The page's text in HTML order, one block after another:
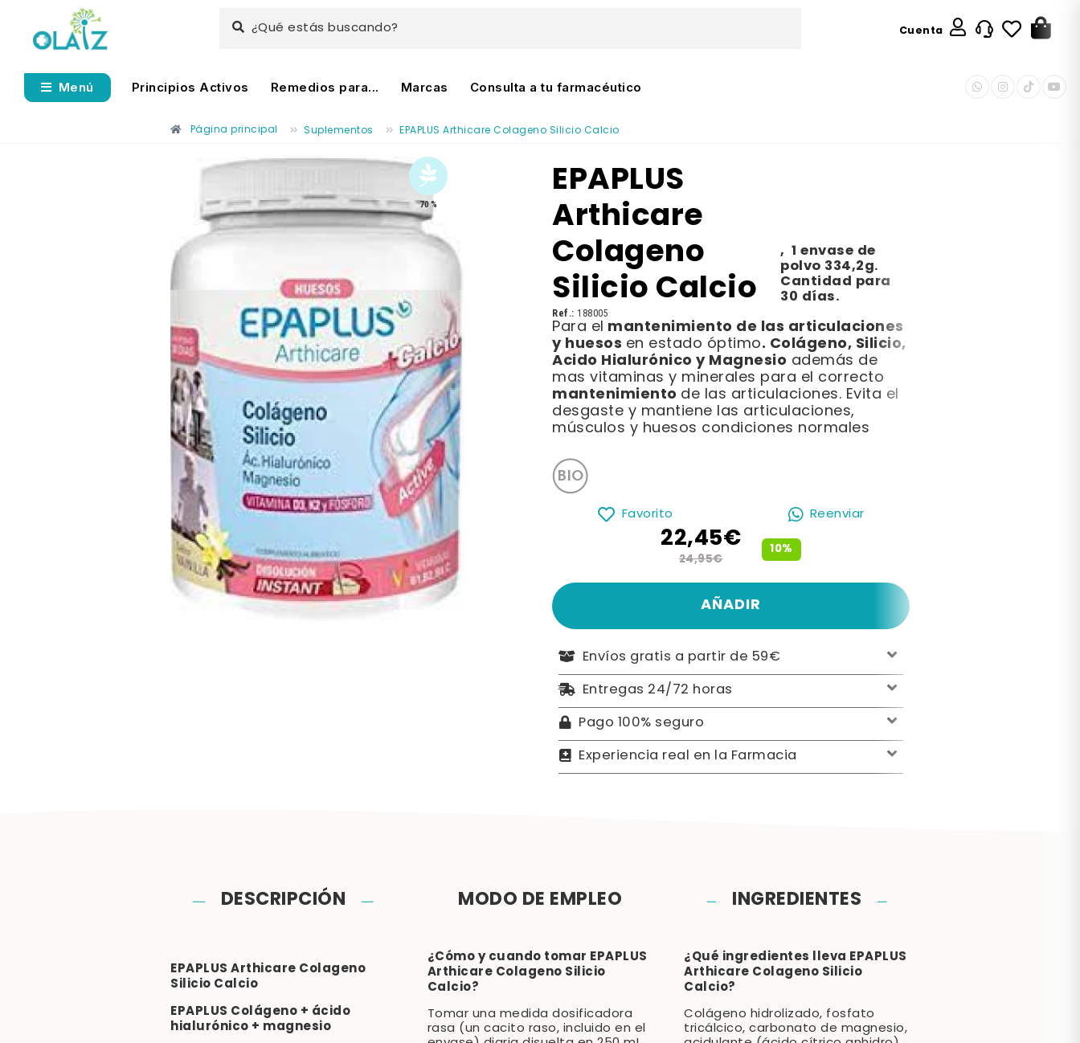
¿Qué estás buscando? Cuenta
Menú Principios Activos Remedios para... Marcas Consulta a tu farmacéutico
Página principal Suplementos EPAPLUS Arthicare Colageno Silicio Calcio
70 % EPAPLUS
Arthicare
Colageno
Silicio Calcio
, 1 envase de
polvo 334,2g.
Cantidad para
30 días.
Ref.: 188005
Para el mantenimiento de las articulaciones
y huesos en estado óptimo. Colágeno, Silicio,
Acido Hialurónico y Magnesio además de
mas vitaminas y minerales para el correcto
mantenimiento de las articulaciones. Evita el
desgaste y mantiene las articulaciones,
músculos y huesos condiciones normales
Favorito Reenviar
10%
22,45€
24,95€
AÑADIR
Envíos gratis a partir de 59€
Entregas 24/72 horas
Pago 100% seguro
Experiencia real en la Farmacia
DESCRIPCIÓN
EPAPLUS Arthicare Colageno
Silicio Calcio
EPAPLUS Colágeno + ácido
hialurónico + magnesio
MODO DE EMPLEO
¿Cómo y cuando tomar EPAPLUS
Arthicare Colageno Silicio
Calcio?
Tomar una medida dosificadora
rasa (un cacito raso, incluido en el
INGREDIENTES
¿Qué ingredientes lleva EPAPLUS
Arthicare Colageno Silicio
Calcio?
Colágeno hidrolizado, fosfato
tricálcico, carbonato de magnesio,